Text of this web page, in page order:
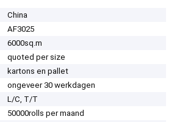
China
AF3025
6000sq.m
quoted per size
kartons en pallet
ongeveer 30 werkdagen
L/C, T/T
50000rolls per maand